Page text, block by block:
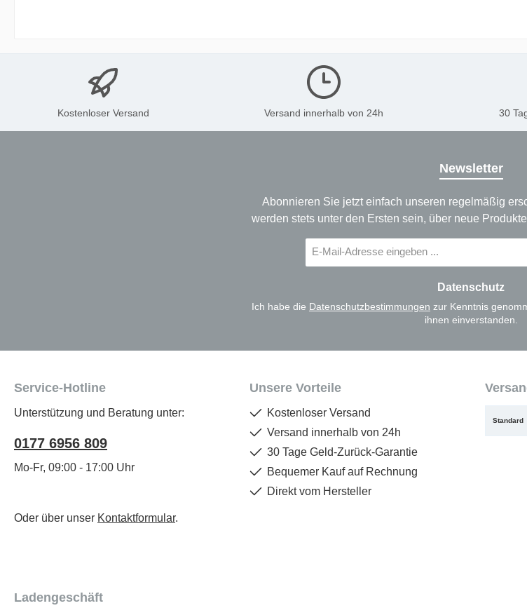
Kostenloser Versand Versand innerhalb von 24h 30
Newsletter
Abonnieren Sie jetzt einfach unseren regelmäßig
werden stets unter den Ersten sein, über neue
Mail-
Datenschutz
Ich habe die Datenschutzbestimmungen zur Kenntnis
ihnen einverstanden.
Service-Hotline
Unterstützung und Beratung unter:
0177 6956 809
Mo-Fr, 09:00 - 17:00 Uhr
Oder über unser Kontaktformular.
Unsere Vorteile
Kostenloser Versand
Versand innerhalb von 24h
30 Tage Geld-Zurück-Garantie
Bequemer Kauf auf Rechnung
Direkt vom Hersteller
Standard
Ladengeschäft